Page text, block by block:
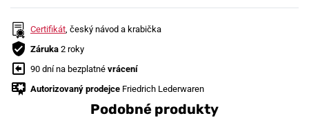
Certifikát, český návod a krabička
Záruka 2 roky
90 dní na bezplatné vrácení
Autorizovaný prodejce Friedrich Lederwaren
Podobné produkty